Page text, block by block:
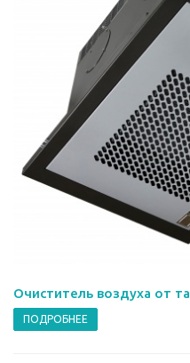
Очиститель воздуха от
ПОДРОБНЕЕ